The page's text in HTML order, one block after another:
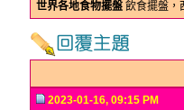
世界各地食物擺盤 飲食擺盤，
2023-01-16, 09:15 PM